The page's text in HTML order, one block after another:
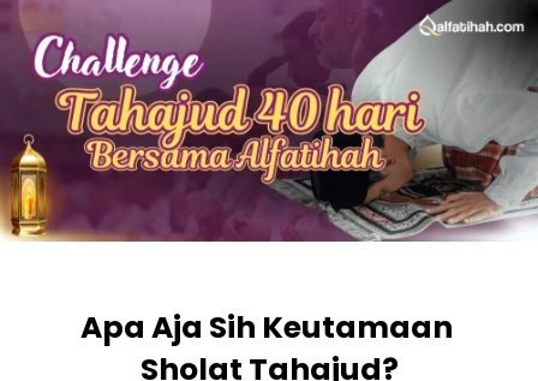
Apa Aja Sih Keutamaan
Sholat Tahajud?